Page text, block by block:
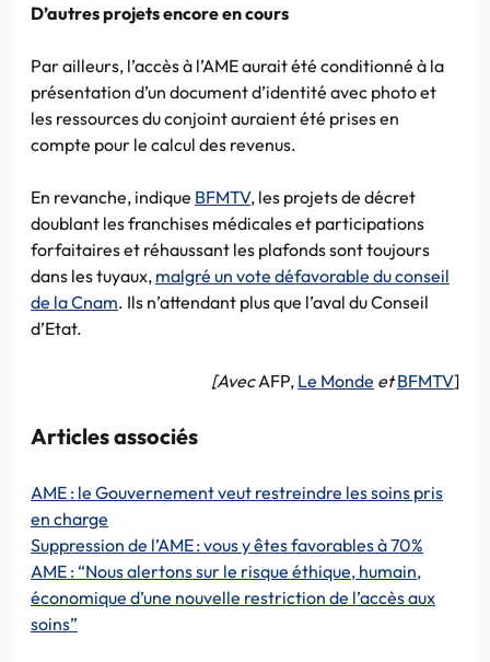
D’autres projets encore en cours
Par ailleurs, l’accès à l’AME aurait été conditionné à la
présentation d’un document d’identité avec photo et
les ressources du conjoint auraient été prises en
compte pour le calcul des revenus.
En revanche, indique BFMTV, les projets de décret
doublant les franchises médicales et participations
forfaitaires et réhaussant les plafonds sont toujours
dans les tuyaux, malgré un vote défavorable du conseil
de la Cnam. Ils n’attendant plus que l’aval du Conseil
d’Etat.
[AvecAFP, Le Monde et BFMTV]
Articles associés
AME : le Gouvernement veut restreindre les soins pris
en charge
Suppression de l’AME : vous y êtes favorables à 70%
AME : “Nous alertons sur le risque éthique, humain,
économique d’une nouvelle restriction de l’accès aux
soins”